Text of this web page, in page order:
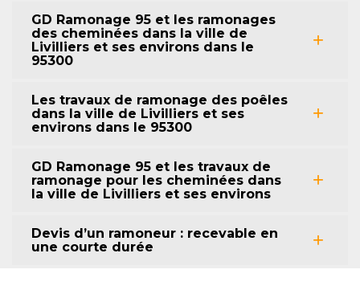
GD Ramonage 95 et les ramonages
des cheminées dans la ville de
Livilliers et ses environs dans le
95300
Les travaux de ramonage des poêles
dans la ville de Livilliers et ses
environs dans le 95300
GD Ramonage 95 et les travaux de
ramonage pour les cheminées dans
la ville de Livilliers et ses environs
Devis d’un ramoneur : recevable en
une courte durée